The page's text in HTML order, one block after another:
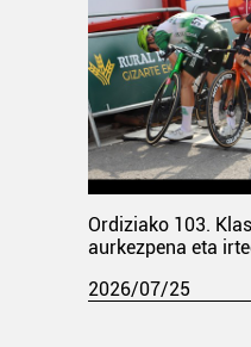
Ordiziako 103.
aurkezpena eta
2026/07/25